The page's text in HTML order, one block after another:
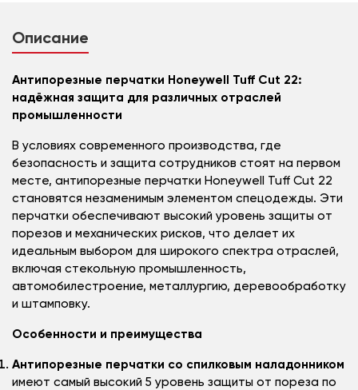
Описание
Антипорезные перчатки Honeywell Tuff Cut 22:
надёжная защита для различных отраслей
промышленности
В условиях современного производства, где
безопасность и защита сотрудников стоят на первом
месте, антипорезные перчатки Honeywell Tuff Cut 22
становятся незаменимым элементом спецодежды. Эти
перчатки обеспечивают высокий уровень защиты от
порезов и механических рисков, что делает их
идеальным выбором для широкого спектра отраслей,
включая стекольную промышленность,
автомобилестроение, металлургию, деревообработку
и штамповку.
Особенности и преимущества
Антипорезные перчатки со спилковым наладонником
имеют самый высокий 5 уровень защиты от пореза по